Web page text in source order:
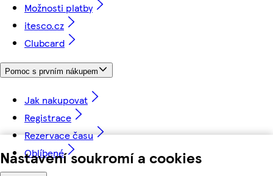
Nastavení soukromí a cookies
Možnosti platby
itesco.cz
Clubcard
Pomoc s prvním nákupem
Jak nakupovat
Registrace
Rezervace času
Oblíbené